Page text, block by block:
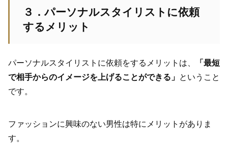
３．パーソナルスタイリストに依頼
するメリット
パーソナルスタイリストに依頼をするメリットは、
「最短
で相手からのイメージを上げることができる」 ということ
です。
ファッションに興味のない男性は特にメリットがありま
す。